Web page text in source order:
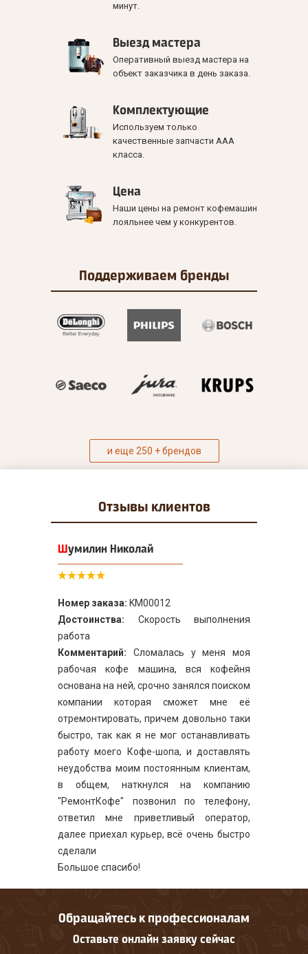
минут.
Выезд мастера
Оперативный выезд мастера на
объект заказчика в день заказа.
Комплектующие
Используем только
качественные запчасти ААА
класса.
Цена
Наши цены на ремонт кофемашин
лояльнее чем у конкурентов.
Поддерживаем бренды
и еще 250 + брендов
Отзывы клиентов
Шумилин Николай
Номер заказа: KM00012
Достоинства: Скорость выполнения
работа
Комментарий: Сломалась у меня моя
рабочая кофе машина, вся кофейня
основана на ней, срочно занялся поиском
компании которая сможет мне её
отремонтировать, причем довольно таки
быстро, так как я не мог останавливать
работу моего Кофе-шопа, и доставлять
неудобства моим постоянным клиентам,
в общем, наткнулся на компанию
"РемонтКофе" позвонил по телефону,
ответил мне приветливый оператор,
далее приехал курьер, всё очень быстро
сделали
Большое спасибо!
Обращайтесь к профессионалам
Оставьте онлайн заявку сейчас